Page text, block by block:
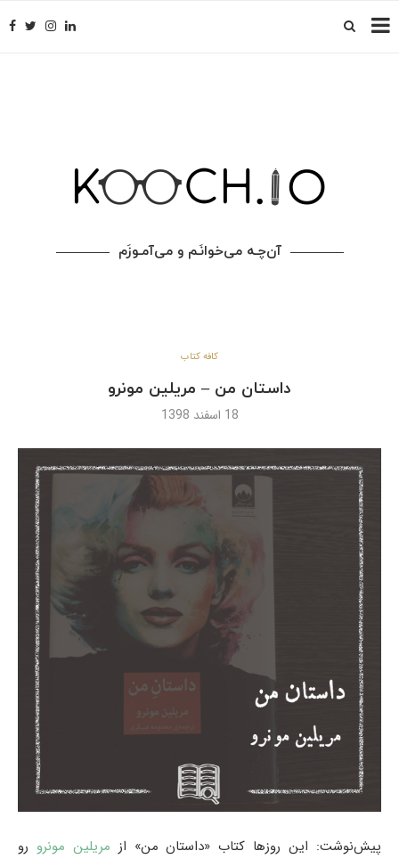
آن‌چـه می‌خوانَـم و می‌آمـوزَم
کافه کتاب
داستان من – مریلین مونرو
18 اسفند 1398
پیش‌نوشت: این روزها کتاب «داستان من» از مریلین مونرو رو